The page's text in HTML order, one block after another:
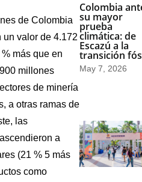
de Colombia
valor de 4.172
más que en
millones
de minería
a otras ramas de
las
a
(21 % 5 más
como
Colombia
su mayor
prueba
climática: de
Escazú a la
transición
May 7, 2026